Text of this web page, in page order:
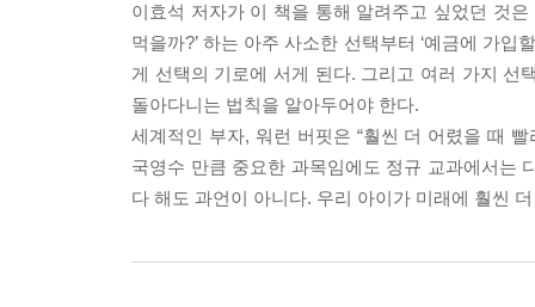
이효석 저자가 이 책을 통해 알려주고 싶었던 것
먹을까?’ 하는 아주 사소한 선택부터 ‘예금에 가입
게 선택의 기로에 서게 된다. 그리고 여러 가지 선
돌아다니는 법칙을 알아두어야 한다.
세계적인 부자, 워런 버핏은 “훨씬 더 어렸을 때
국영수 만큼 중요한 과목임에도 정규 교과에서는
다 해도 과언이 아니다. 우리 아이가 미래에 훨씬